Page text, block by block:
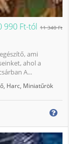
990 Ft-tól 11 340 Ft
ami
ahol a
A...
Harc Miniatűrök